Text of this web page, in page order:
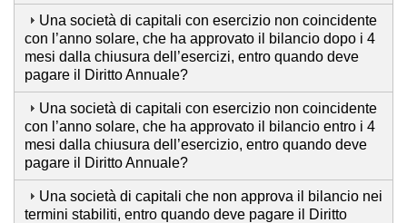
Una società di capitali con esercizio non coincidente
con l’anno solare, che ha approvato il bilancio dopo i 4
mesi dalla chiusura dell’esercizi, entro quando deve
pagare il Diritto Annuale?
Una società di capitali con esercizio non coincidente
con l’anno solare, che ha approvato il bilancio entro i 4
mesi dalla chiusura dell’esercizio, entro quando deve
pagare il Diritto Annuale?
Una società di capitali che non approva il bilancio nei
termini stabiliti, entro quando deve pagare il Diritto